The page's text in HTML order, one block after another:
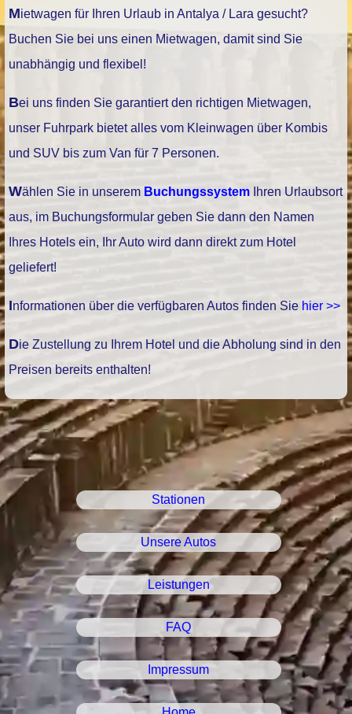
Mietwagen für Ihren Urlaub in Antalya / Lara gesucht?
Buchen Sie bei uns einen Mietwagen, damit sind Sie
unabhängig und flexibel!
Bei uns finden Sie garantiert den richtigen Mietwagen,
unser Fuhrpark bietet alles vom Kleinwagen über Kombis
und SUV bis zum Van für 7 Personen.
Wählen Sie in unserem Buchungssystem Ihren Urlaubsort
aus, im Buchungsformular geben Sie dann den Namen
Ihres Hotels ein, Ihr Auto wird dann direkt zum Hotel
geliefert!
Informationen über die verfügbaren Autos finden Sie hier >>
Die Zustellung zu Ihrem Hotel und die Abholung sind in den
Preisen bereits enthalten!
Stationen
Unsere Autos
Leistungen
FAQ
Impressum